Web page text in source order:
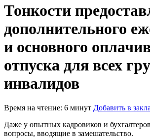
Тонкости
дополнительного
и основного
отпуска для всех
инвалидов
Время на чтение: 6 минут Добавить в
Даже у опытных кадровиков и
вопросы, вводящие в замешательство.